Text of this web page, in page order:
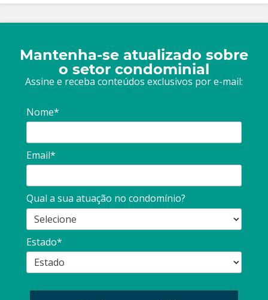
Mantenha-se atualizado sobre
o setor condominial
Assine e receba conteúdos exclusivos por e-mail:
Nome*
Email*
Qual a sua atuação no condomínio?
Estado*